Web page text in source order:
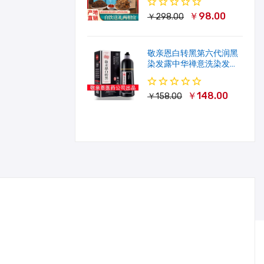
￥298.00 ￥98.00
敬亲恩白转黑第六代润黑
染发露中华禅意洗染发剂
一洗就黑500ml
￥158.00 ￥148.00